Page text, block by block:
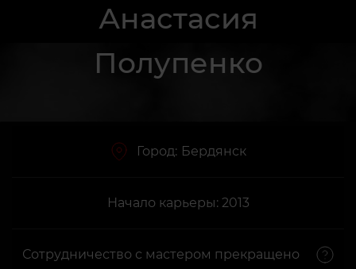
Анастасия
Полупенко
Город: Бердянск
Начало карьеры: 2013
Сотрудничество с мастером прекращено